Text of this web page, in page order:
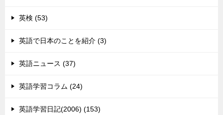
英検 (53)
英語で日本のことを紹介 (3)
英語ニュース (37)
英語学習コラム (24)
英語学習日記(2006) (153)